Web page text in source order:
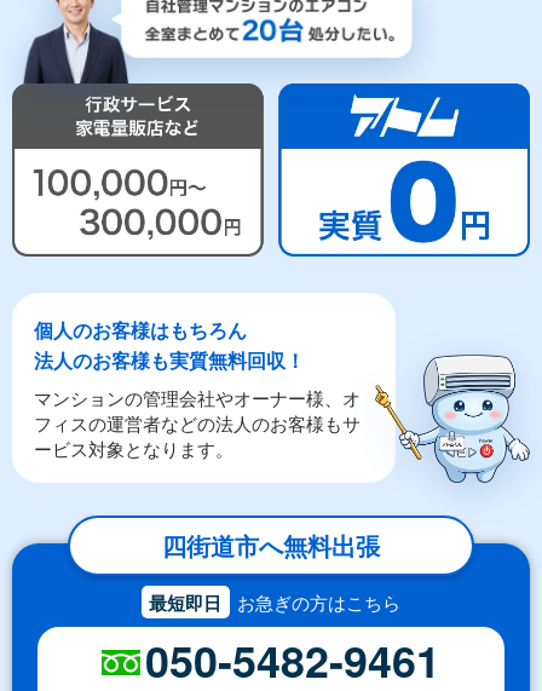
個人のお客様はもちろん
法人のお客様も実質無料回収！
マンションの管理会社やオーナー様、オ
フィスの運営者などの法人のお客様もサ
ービス対象となります。
四街道市へ無料出張
最短即日 お急ぎの方はこちら
050-5482-9461